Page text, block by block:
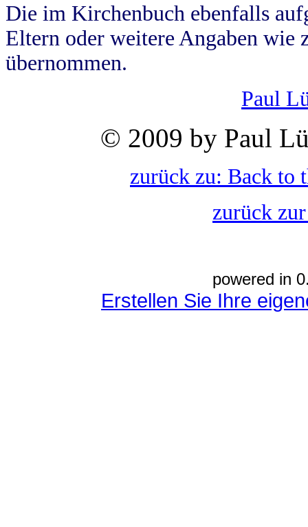
Die im Kirchenbuch ebenfalls
Eltern oder weitere Angaben wie
übernommen.
Paul
© 2009 by Paul
zurück zu: Back to
zurück
powered in
Erstellen Sie Ihre